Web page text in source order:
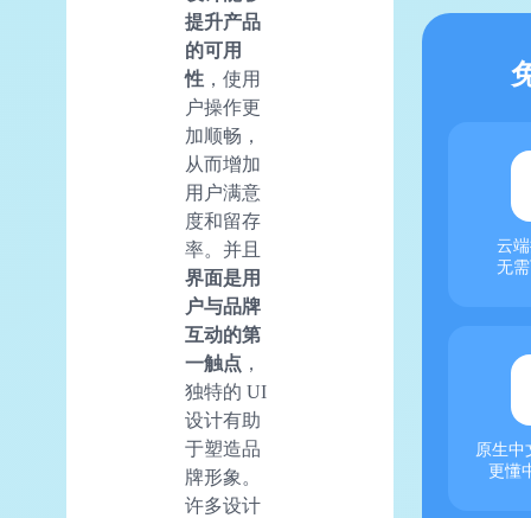
提升产品
的可用
性 ，使用
户操作更
加顺畅，
从而增加
用户满意
度和留存
率。并且
界面是用
户与品牌
互动的第
一触点 ，
独特的 UI
设计有助
于塑造品
牌形象。
许多设计
云
无
原生中
更懂